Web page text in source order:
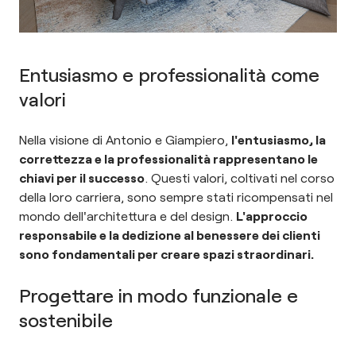
Entusiasmo e professionalità come
valori
Nella visione di Antonio e Giampiero, l'entusiasmo, la
correttezza e la professionalità rappresentano le
chiavi per il successo . Questi valori, coltivati nel corso
della loro carriera, sono sempre stati ricompensati nel
mondo dell'architettura e del design. L'approccio
responsabile e la dedizione al benessere dei clienti
sono fondamentali per creare spazi straordinari.
Progettare in modo funzionale e
sostenibile